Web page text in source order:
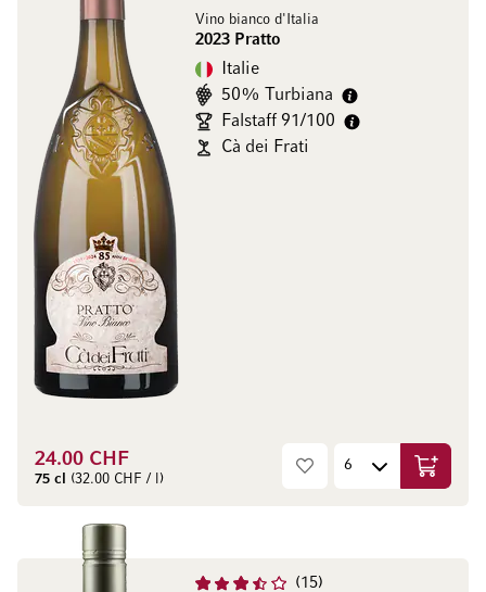
Vino bianco d'Italia
2023 Pratto
Italie
50% Turbiana
Falstaff 91/100
Cà dei Frati
24.00 CHF
75 cl (32.00 CHF / l) Ajouter
15